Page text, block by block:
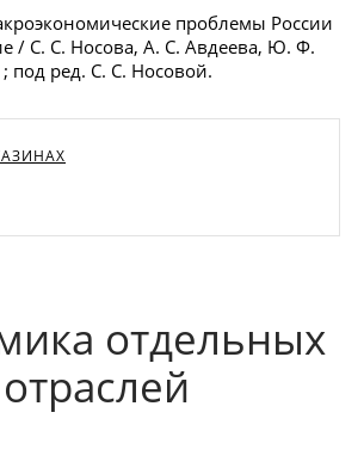
проблемы России
/ С. С. Носова, А. С. Авдеева, Ю. Ф.
под ред. С. С. Носовой.
отдельных
отраслей